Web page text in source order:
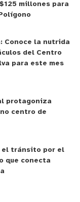
de la
logró huir del
antes del
Comisaría
de
de los
primeros
millones para
Conoce la nutrida
del Centro
para este mes
protagoniza
centro de
el tránsito por el
que conecta